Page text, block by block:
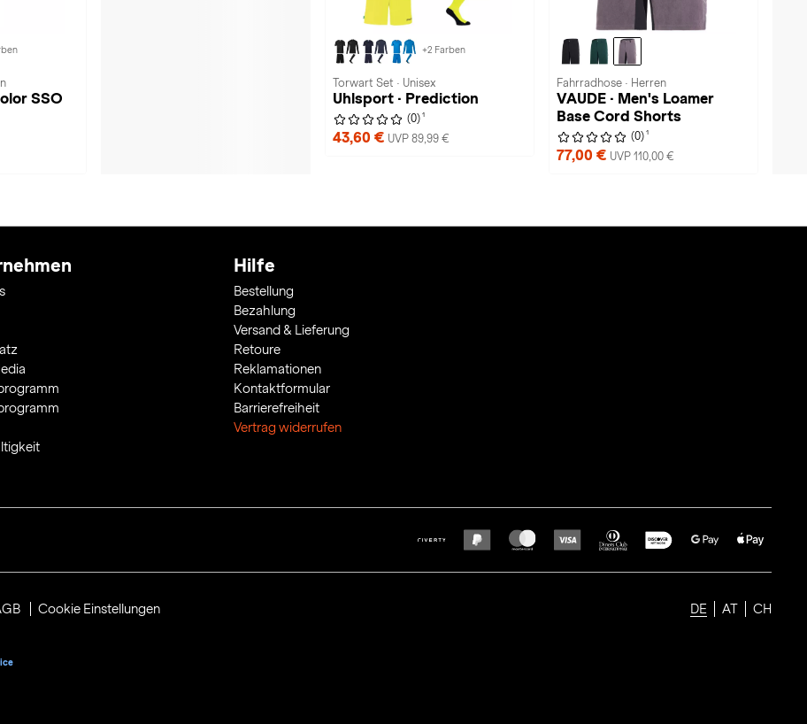
SSO
+2 Farben
Torwart Set · Unisex
Uhlsport · Prediction
(0) 1
43,60 € UVP 89,99 €
Fahrradhose · Herren
VAUDE · Men's Loamer
Base Cord Shorts
(0) 1
77,00 € UVP 110,00 €
Hilfe
Bestellung
Bezahlung
Versand & Lieferung
Retoure
Reklamationen
Kontaktformular
Barrierefreiheit
Vertrag widerrufen
DE AT CH
Cookie Einstellungen